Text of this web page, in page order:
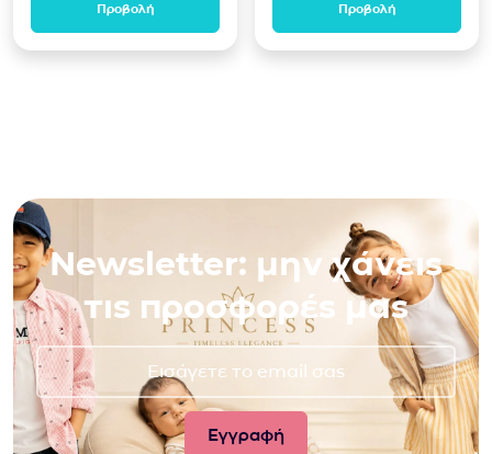
Προβολή Προβολή
Newsletter: μην χάνεις
τις προσφορές μας